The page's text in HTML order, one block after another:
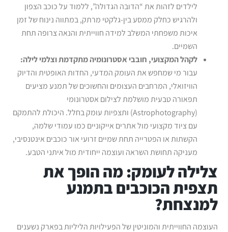
לילדים לזהות את “הדובה הגדולה”, ללמוד על כוכב הצפון
ולהרגיש כחלק ממסע בין-גלקטי מרתק, במתווה נינוח של זמן
איכות משפחתי המשלב למידה חווייתית והנאה צרופה תחת
השמיים.
לקהל המקצועי, חובבי אסטרונומיה מתקדמת וצלמי לילה:
עבור מי שמחפש את העומק המדעי, החדות האופטית והדיוק
הוויזואלי, המרחבים העצומים והחשוכים של תמנע מציעים
תפאורה טבעית מושלמת לצילום אסטרונומי
(Astrophotography) ותצפיות עומק בחלל. היכולת להתמקם
עם ציוד מקצועי מול אתרים אייקוניים כמו עמודי שלמה,
הקשתות או הפטרייה תחת שמיים זרועי אור כוכבים אינטנסיבי,
מעניקה תחושת השראה ועוצמה ייחודית מול איתני הטבע.
צלילה לעומק: מה הופך את
תצפית הכוכבים בתמנע
למנצחת?
העוצמה החווייתית והמוניטין של הפעילויות הליליות בפארק נשענים